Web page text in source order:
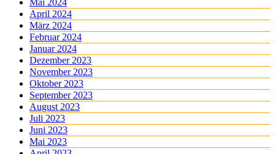
Mai 2024
April 2024
März 2024
Februar 2024
Januar 2024
Dezember 2023
November 2023
Oktober 2023
September 2023
August 2023
Juli 2023
Juni 2023
Mai 2023